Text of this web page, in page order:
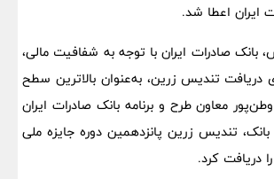
ایران اعطا شد.
بانک صادرات ایران با توجه به شفافیت مالی،
دریافت تندیس زرین، به‌‌‌عنوان بالاترین سطح
معاون طرح و برنامه بانک صادرات ایران
بانک، تندیس زرین پانزدهمین دوره جایزه ملی
دریافت کرد.